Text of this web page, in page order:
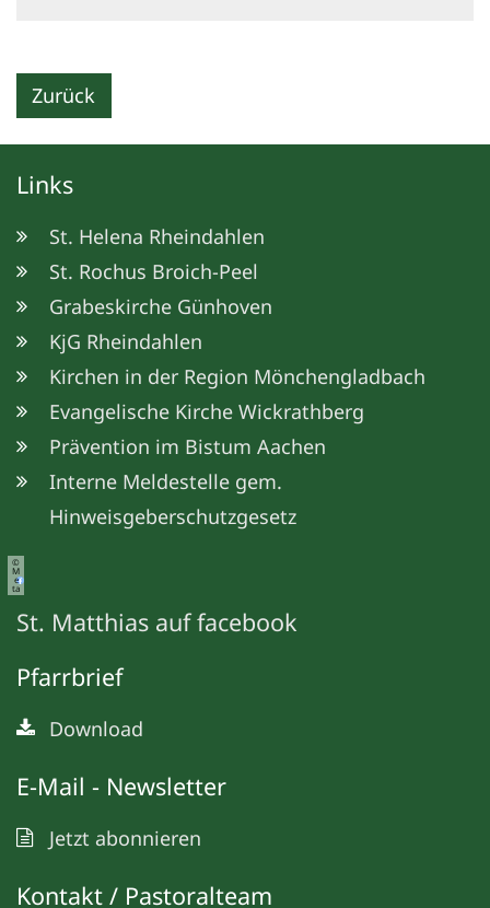
Zurück
Links
St. Helena Rheindahlen
St. Rochus Broich-Peel
Grabeskirche Günhoven
KjG Rheindahlen
Kirchen in der Region Mönchengladbach
Evangelische Kirche Wickrathberg
Prävention im Bistum Aachen
Interne Meldestelle gem.
Hinweisgeberschutzgesetz
©
M
e
ta
St. Matthias auf facebook
Pfarrbrief
Download
E-Mail - Newsletter
Jetzt abonnieren
Kontakt / Pastoralteam